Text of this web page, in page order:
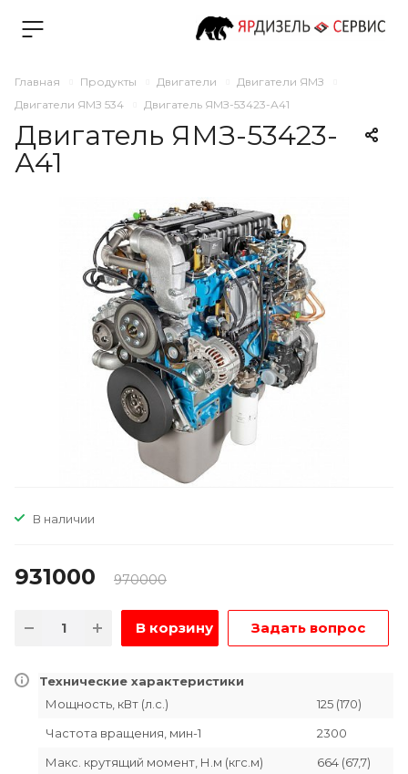
Главная Продукты Двигатели
Двигатели ЯМЗ
Двигатели ЯМЗ 534
Двигатель ЯМЗ-53423-А41
Двигатель ЯМЗ-53423-
А41
В наличии
931000 970000
В корзину Задать вопрос
Технические характеристики
Мощность, кВт (л.с.)
125 (170)
Частота вращения, мин-1
2300
Макс. крутящий момент, Н.м (кгс.м)
664 (67,7)